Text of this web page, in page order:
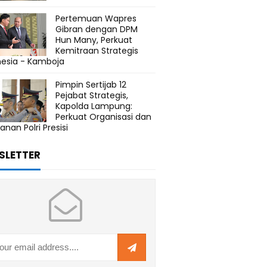
Pertemuan Wapres
Gibran dengan DPM
Hun Many, Perkuat
Kemitraan Strategis
- Kamboja
Pimpin Sertijab 12
Pejabat Strategis,
Kapolda Lampung:
Perkuat Organisasi dan
Polri Presisi